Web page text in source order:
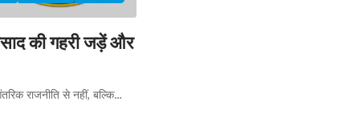
की गहरी जड़ें और
राजनीति से नहीं, बल्कि…